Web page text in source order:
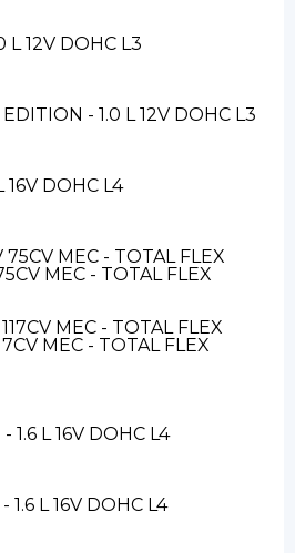
L 12V DOHC L3
- 1.0 L 12V DOHC L3
16V DOHC L4
75CV MEC - TOTAL FLEX
MEC - TOTAL FLEX
MEC - TOTAL FLEX
MEC - TOTAL FLEX
1.6 L 16V DOHC L4
1.6 L 16V DOHC L4